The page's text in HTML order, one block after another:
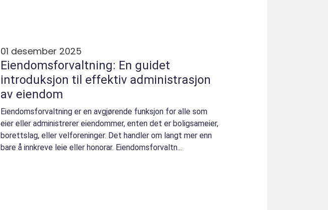
01 desember 2025
Eiendomsforvaltning: En guidet
introduksjon til effektiv administrasjon
av eiendom
Eiendomsforvaltning er en avgjørende funksjon for alle som
eier eller administrerer eiendommer, enten det er boligsameier,
borettslag, eller velforeninger. Det handler om langt mer enn
bare å innkreve leie eller honorar. Eiendomsforvaltn...